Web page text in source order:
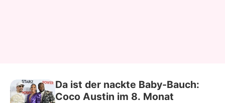
Da ist der nackte Baby-Bauch:
Coco Austin im 8. Monat